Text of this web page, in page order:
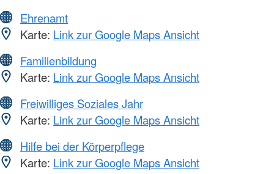
Ehrenamt
Karte: Link zur Google Maps Ansicht
Familienbildung
Karte: Link zur Google Maps Ansicht
Freiwilliges Soziales Jahr
Karte: Link zur Google Maps Ansicht
Hilfe bei der Körperpflege
Karte: Link zur Google Maps Ansicht